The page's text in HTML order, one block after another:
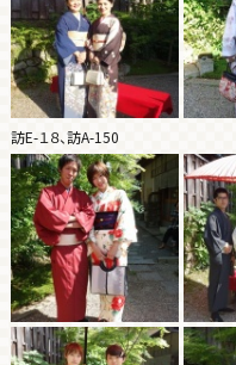
訪E-１８、訪A-150